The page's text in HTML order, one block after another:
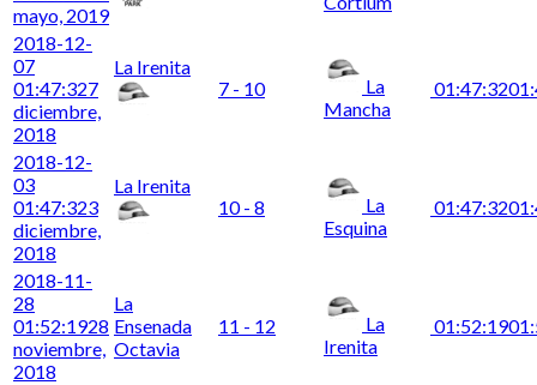
mayo, 2019
2018-12-
07
01:47:327
diciembre,
2018
La Irenita
7 - 10
La
Mancha
01:47:32
2018-12-
03
01:47:323
diciembre,
2018
La Irenita
10 - 8
La
Esquina
01:47:32
2018-11-
28
01:52:1928
noviembre,
2018
La
Ensenada
Octavia
11 - 12
La
Irenita
01:52:19